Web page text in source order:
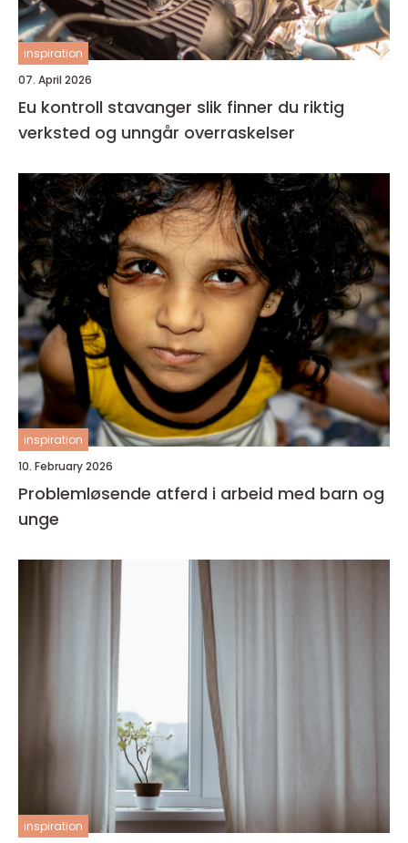
inspiration
07. April 2026
Eu kontroll stavanger slik finner du riktig
verksted og unngår overraskelser
inspiration
10. February 2026
Problemløsende atferd i arbeid med barn og
unge
inspiration